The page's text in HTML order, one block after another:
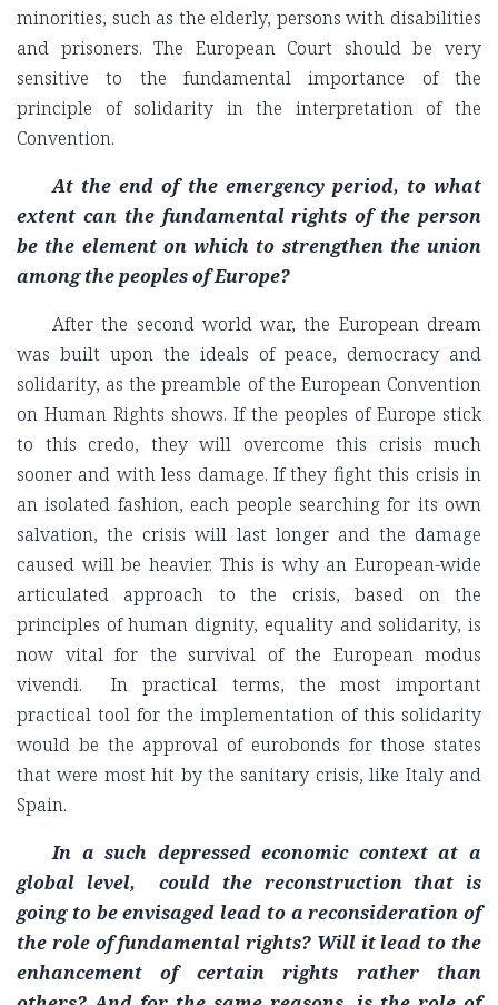
minorities, such as the elderly, persons with disabilities
and prisoners. The European Court should be very
sensitive to the fundamental importance of the
principle of solidarity in the interpretation of the
Convention.
At the end of the emergency period, to what
extent can the fundamental rights of the person
be the element on which to strengthen the union
among the peoples of Europe?
After the second world war, the European dream
was built upon the ideals of peace, democracy and
solidarity, as the preamble of the European Convention
on Human Rights shows. If the peoples of Europe stick
to this credo, they will overcome this crisis much
sooner and with less damage. If they fight this crisis in
an isolated fashion, each people searching for its own
salvation, the crisis will last longer and the damage
caused will be heavier. This is why an European-wide
articulated approach to the crisis, based on the
principles of human dignity, equality and solidarity, is
now vital for the survival of the European modus
vivendi. In practical terms, the most important
practical tool for the implementation of this solidarity
would be the approval of eurobonds for those states
that were most hit by the sanitary crisis, like Italy and
Spain.
In a such depressed economic context at a
global level, could the reconstruction that is
going to be envisaged lead to a reconsideration of
the role of fundamental rights? Will it lead to the
enhancement of certain rights rather than